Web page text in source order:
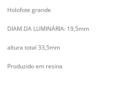
Holofote grande
DIAM.DA LUMINÁRIA: 19,5mm
altura total 33,5mm
Produzido em resina